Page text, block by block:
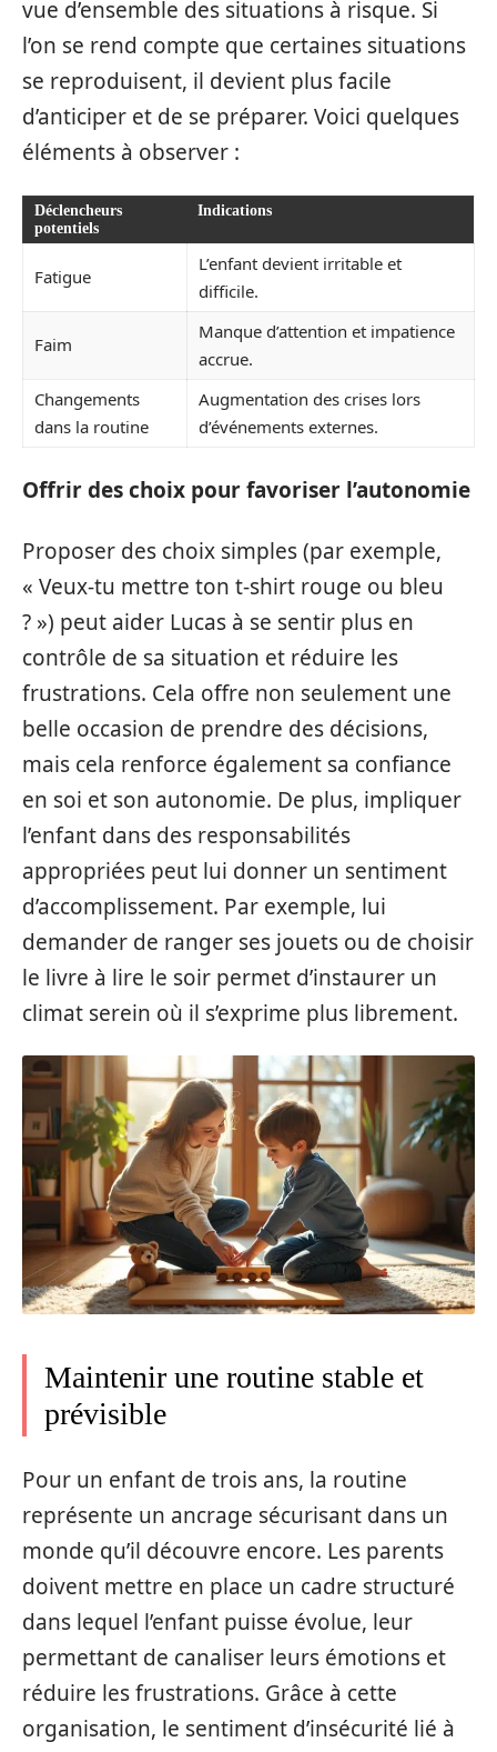
vue d’ensemble des situations à risque. Si
l’on se rend compte que certaines situations
se reproduisent, il devient plus facile
d’anticiper et de se préparer. Voici quelques
éléments à observer :
Déclencheurs
potentiels
Indications
Fatigue
L’enfant devient irritable et
difficile.
Faim
Manque d’attention et impatience
accrue.
Changements
dans la routine
Augmentation des crises lors
d’événements externes.
Offrir des choix pour favoriser l’autonomie
Proposer des choix simples (par exemple,
« Veux-tu mettre ton t-shirt rouge ou bleu
? ») peut aider Lucas à se sentir plus en
contrôle de sa situation et réduire les
frustrations. Cela offre non seulement une
belle occasion de prendre des décisions,
mais cela renforce également sa confiance
en soi et son autonomie. De plus, impliquer
l’enfant dans des responsabilités
appropriées peut lui donner un sentiment
d’accomplissement. Par exemple, lui
demander de ranger ses jouets ou de choisir
le livre à lire le soir permet d’instaurer un
climat serein où il s’exprime plus librement.
Maintenir une routine stable et
prévisible
Pour un enfant de trois ans, la routine
représente un ancrage sécurisant dans un
monde qu’il découvre encore. Les parents
doivent mettre en place un cadre structuré
dans lequel l’enfant puisse évolue, leur
permettant de canaliser leurs émotions et
réduire les frustrations. Grâce à cette
organisation, le sentiment d’insécurité lié à